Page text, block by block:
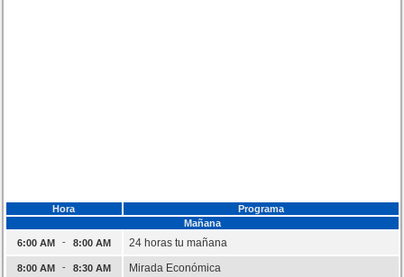
Hora
Programa
Mañana
6:00 AM
- 8:00 AM 24 horas tu mañana
8:00 AM - 8:30 AM Mirada Económica